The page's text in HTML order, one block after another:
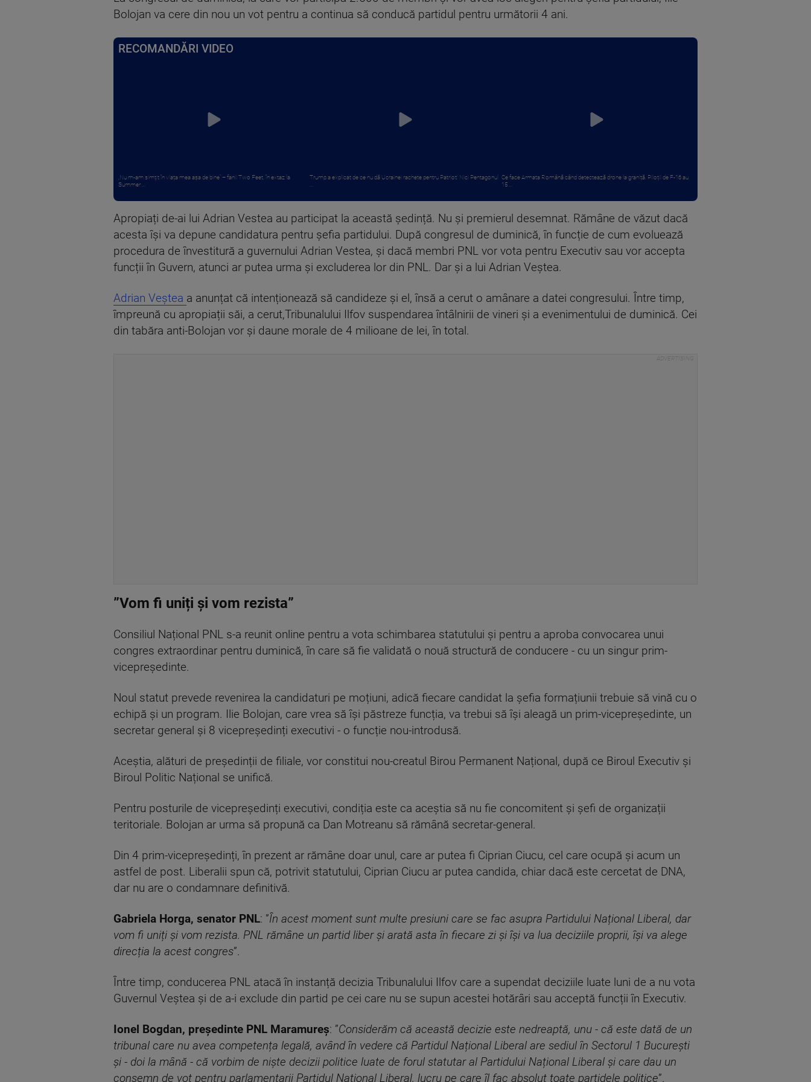
Bolojan va cere din nou un vot pentru a continua să conducă partidul pentru următorii 4 ani.
RECOMANDĂRI VIDEO
„Nu m-am simțit în viața mea așa de bine” – fanii Two Feet, în extaz la
Summer ...
Trump a explicat de ce nu dă Ucrainei rachete pentru Patriot: Nici Pentagonul Ce face Armata Română când detectează drone la graniță. Piloții de F-16 au
15 ...
Apropiați de-ai lui Adrian Vestea au participat la această ședință. Nu și premierul desemnat. Rămâne de văzut dacă
acesta își va depune candidatura pentru șefia partidului. După congresul de duminică, în funcție de cum evoluează
procedura de învestitură a guvernului Adrian Vestea, și dacă membri PNL vor vota pentru Executiv sau vor accepta
funcții în Guvern, atunci ar putea urma și excluderea lor din PNL. Dar și a lui Adrian Veștea. ​
Adrian Veștea a anunțat că intenționează să candideze și el, însă a cerut o amânare a datei congresului. Între timp,
împreună cu apropiații săi, a cerut,Tribunalului Ilfov suspendarea întâlnirii de vineri și a evenimentului de duminică. Cei
din tabăra anti-Bolojan vor și daune morale de 4 milioane de lei, în total.
”Vom fi uniți și vom rezista”
Consiliul Național PNL s-a reunit online pentru a vota schimbarea statutului și pentru a aproba convocarea unui
congres extraordinar pentru duminică, în care să fie validată o nouă structură de conducere - cu un singur prim-
vicepreședinte.
Noul statut prevede revenirea la candidaturi pe moțiuni, adică fiecare candidat la șefia formațiunii trebuie să vină cu o
echipă și un program. Ilie Bolojan, care vrea să își păstreze funcția, va trebui să își aleagă un prim-vicepreședinte, un
secretar general și 8 vicepreședinți executivi - o funcție nou-introdusă.
Aceștia, alături de președinții de filiale, vor constitui nou-creatul Birou Permanent Național, după ce Biroul Executiv și
Biroul Politic Național se unifică.
Pentru posturile de vicepreședinți executivi, condiția este ca aceștia să nu fie concomitent și șefi de organizații
teritoriale. Bolojan ar urma să propună ca Dan Motreanu să rămână secretar-general.
Din 4 prim-vicepreședinți, în prezent ar rămâne doar unul, care ar putea fi Ciprian Ciucu, cel care ocupă și acum un
astfel de post. Liberalii spun că, potrivit statutului, Ciprian Ciucu ar putea candida, chiar dacă este cercetat de DNA,
dar nu are o condamnare definitivă.
Gabriela Horga, senator PNL: ”În acest moment sunt multe presiuni care se fac asupra Partidului Național Liberal, dar
vom fi uniți și vom rezista. PNL rămâne un partid liber și arată asta în fiecare zi și își va lua deciziile proprii, își va alege
direcția la acest congres”.
Între timp, conducerea PNL atacă în instanță decizia Tribunalului Ilfov care a supendat deciziile luate luni de a nu vota
Guvernul Veștea și de a-i exclude din partid pe cei care nu se supun acestei hotărâri sau acceptă funcții în Executiv.
Ionel Bogdan, președinte PNL Maramureș: ”Considerăm că această decizie este nedreaptă, unu - că este dată de un
tribunal care nu avea competența legală, având în vedere că Partidul Național Liberal are sediul în Sectorul 1 București
și - doi la mână - că vorbim de niște decizii politice luate de forul statutar al Partidului Național Liberal și care dau un
consemn de vot pentru parlamentarii Partidul Național Liberal, lucru pe care îl fac absolut toate partidele politice”.